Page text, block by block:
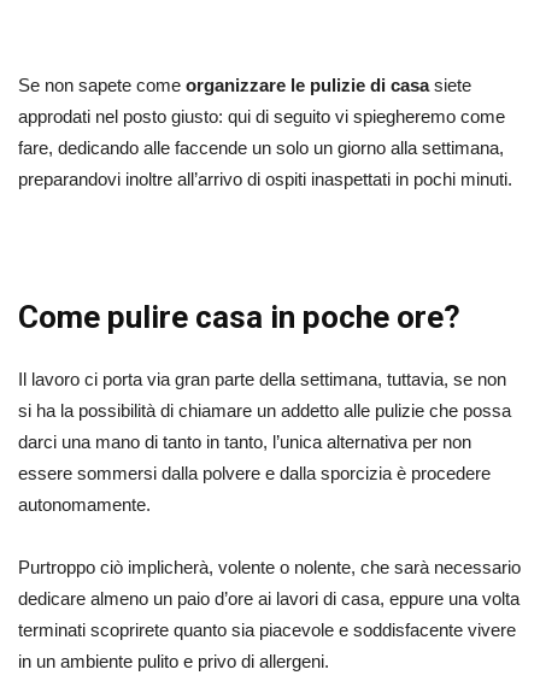
Se non sapete come organizzare le pulizie di casasiete
approdati nel posto giusto: qui di seguito vi spiegheremo come
fare, dedicando alle faccende un solo un giorno alla settimana,
preparandovi inoltre all’arrivo di ospiti inaspettati in pochi minuti.
Come pulire casa in poche ore?
Il lavoro ci porta via gran parte della settimana, tuttavia, se non
si ha la possibilità di chiamare un addetto alle pulizie che possa
darci una mano di tanto in tanto, l’unica alternativa per non
essere sommersi dalla polvere e dalla sporcizia è procedere
autonomamente.
Purtroppo ciò implicherà, volente o nolente, che sarà necessario
dedicare almeno un paio d’ore ai lavori di casa, eppure una volta
terminati scoprirete quanto sia piacevole e soddisfacente vivere
in un ambiente pulito e privo di allergeni.